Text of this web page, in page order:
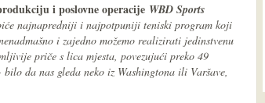
i poslovne operacije WBD Sports
najnapredniji i najpotpuniji teniski program koji
i zajedno možemo realizirati jedinstvenu
priče s lica mjesta, povezujući preko 49
da nas gleda neko iz Washingtona ili Varšave,